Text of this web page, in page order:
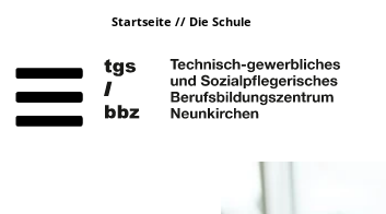
Startseite // Die Schule